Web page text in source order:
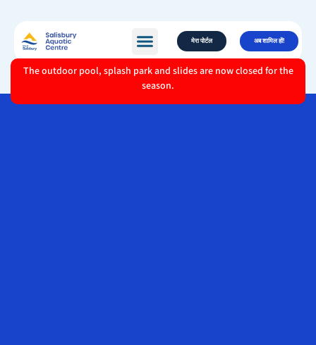
मेरा पोर्टल अब शामिल हों!
The outdoor pool, splash park and slides are now closed for the
season.